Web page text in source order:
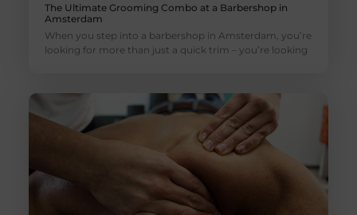
The Ultimate Grooming Combo at a Barbershop in
Amsterdam
When you step into a barbershop in Amsterdam, you’re
looking for more than just a quick trim – you’re looking